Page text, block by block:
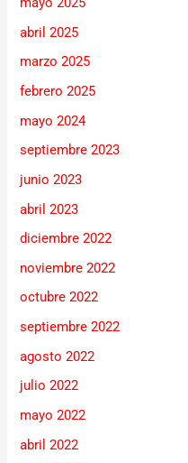
abril 2025
marzo 2025
febrero 2025
mayo 2024
septiembre 2023
junio 2023
abril 2023
diciembre 2022
noviembre 2022
octubre 2022
septiembre 2022
agosto 2022
julio 2022
mayo 2022
abril 2022